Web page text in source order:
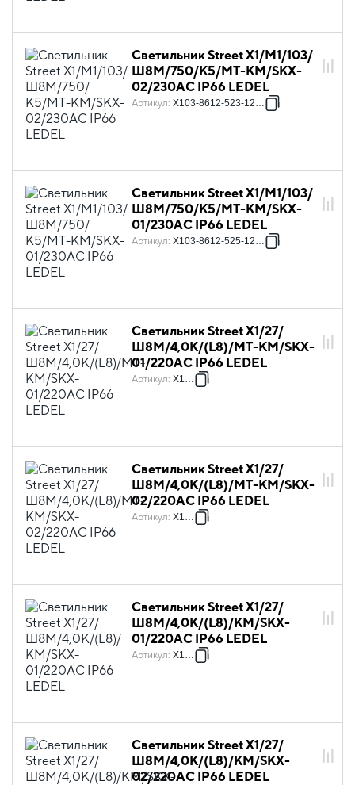
Светильник Street X1/M1/103/
Ш8M/750/К5/MT-KM/SKX-
02/230АС IP66 LEDEL
Артикул: X103-8612-523-12841
Светильник Street X1/M1/103/
Ш8M/750/К5/MT-KM/SKX-
01/230АС IP66 LEDEL
Артикул: X103-8612-525-12841
Светильник Street X1/27/
Ш8M/4,0К/(L8)/MT-КМ/SKX-
01/220AC IP66 LEDEL
Артикул: X1044
Светильник Street X1/27/
Ш8M/4,0К/(L8)/MT-KM/SKX-
02/220AC IP66 LEDEL
Артикул: X1045
Светильник Street X1/27/
Ш8M/4,0К/(L8)/КМ/SKX-
01/220AC IP66 LEDEL
Артикул: X1046
Светильник Street X1/27/
Ш8M/4,0К/(L8)/KM/SKX-
02/220AC IP66 LEDEL